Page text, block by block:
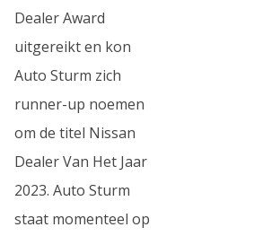
Dealer Award
uitgereikt en kon
Auto Sturm zich
runner-up noemen
om de titel Nissan
Dealer Van Het Jaar
2023. Auto Sturm
staat momenteel op